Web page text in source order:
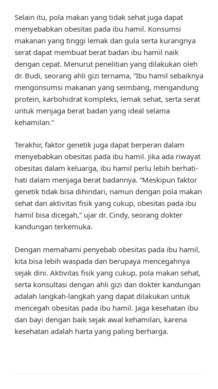
Selain itu, pola makan yang tidak sehat juga dapat
menyebabkan obesitas pada ibu hamil. Konsumsi
makanan yang tinggi lemak dan gula serta kurangnya
serat dapat membuat berat badan ibu hamil naik
dengan cepat. Menurut penelitian yang dilakukan oleh
dr. Budi, seorang ahli gizi ternama, “Ibu hamil sebaiknya
mengonsumsi makanan yang seimbang, mengandung
protein, karbohidrat kompleks, lemak sehat, serta serat
untuk menjaga berat badan yang ideal selama
kehamilan.”
Terakhir, faktor genetik juga dapat berperan dalam
menyebabkan obesitas pada ibu hamil. Jika ada riwayat
obesitas dalam keluarga, ibu hamil perlu lebih berhati-
hati dalam menjaga berat badannya. “Meskipun faktor
genetik tidak bisa dihindari, namun dengan pola makan
sehat dan aktivitas fisik yang cukup, obesitas pada ibu
hamil bisa dicegah,” ujar dr. Cindy, seorang dokter
kandungan terkemuka.
Dengan memahami penyebab obesitas pada ibu hamil,
kita bisa lebih waspada dan berupaya mencegahnya
sejak dini. Aktivitas fisik yang cukup, pola makan sehat,
serta konsultasi dengan ahli gizi dan dokter kandungan
adalah langkah-langkah yang dapat dilakukan untuk
mencegah obesitas pada ibu hamil. Jaga kesehatan ibu
dan bayi dengan baik sejak awal kehamilan, karena
kesehatan adalah harta yang paling berharga.